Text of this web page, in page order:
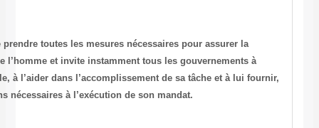
Elle demande aussi à tous les États de prendre toutes les mesures
protection des défenseurs des droits de l’homme et invite
coopérer avec la Représentante spéciale, à l’aider dans
sur sa demande, toutes les informations nécessaires à l’exécution